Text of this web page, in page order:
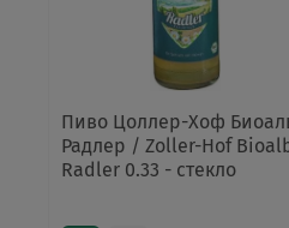
Пиво Цоллер-Хоф
Радлер / Zoller-Hof
Radler 0.33 - стекло